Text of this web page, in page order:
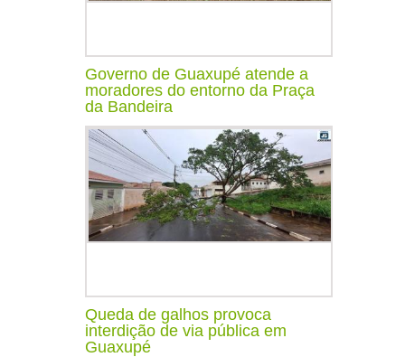
Governo de Guaxupé atende a
moradores do entorno da Praça
da Bandeira
Queda de galhos provoca
interdição de via pública em
Guaxupé